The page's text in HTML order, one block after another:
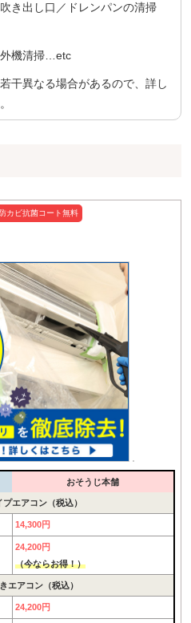
き出し口／ドレンパンの清掃
外機清掃…etc
干異なる場合があるので、詳し
防カビ抗菌コート無料
おそうじ本舗
エアコン（税込）
14,300円
24,200円
（今ならお得！）
エアコン（税込）
24,200円